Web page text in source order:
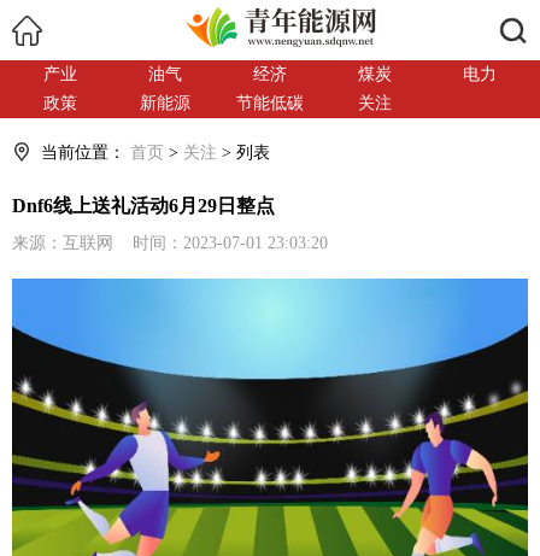
产业 油气 经济 煤炭
电力
政策
新能源 节能低碳 关注
当前位置： 首页 > 关注 > 列表
Dnf6线上送礼活动6月29日整点
来源：互联网 时间：2023-07-01 23:03:20